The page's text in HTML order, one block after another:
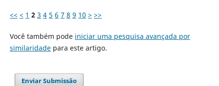
<< < 1 2 3 4 5 6 7 8 9 10 > >>
Você também pode iniciar uma pesquisa avançada por
similaridadepara este artigo.
Enviar Submissão